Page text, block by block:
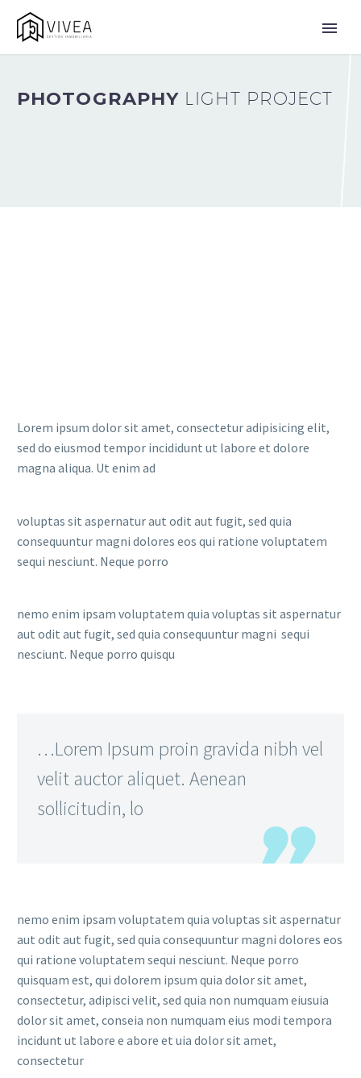
PHOTOGRAPHY LIGHT PROJECT
Lorem ipsum dolor sit amet, consectetur adipisicing elit,
sed do eiusmod tempor incididunt ut labore et dolore
magna aliqua. Ut enim ad
voluptas sit aspernatur aut odit aut fugit, sed quia
consequuntur magni dolores eos qui ratione voluptatem
sequi nesciunt. Neque porro
nemo enim ipsam voluptatem quia voluptas sit aspernatur
aut odit aut fugit, sed quia consequuntur magni sequi
nesciunt. Neque porro quisqu
…Lorem Ipsum proin gravida nibh vel
velit auctor aliquet. Aenean
sollicitudin, lo
nemo enim ipsam voluptatem quia voluptas sit aspernatur
aut odit aut fugit, sed quia consequuntur magni dolores eos
qui ratione voluptatem sequi nesciunt. Neque porro
quisquam est, qui dolorem ipsum quia dolor sit amet,
consectetur, adipisci velit, sed quia non numquam eiusuia
dolor sit amet, conseia non numquam eius modi tempora
incidunt ut labore e abore et uia dolor sit amet,
consectetur